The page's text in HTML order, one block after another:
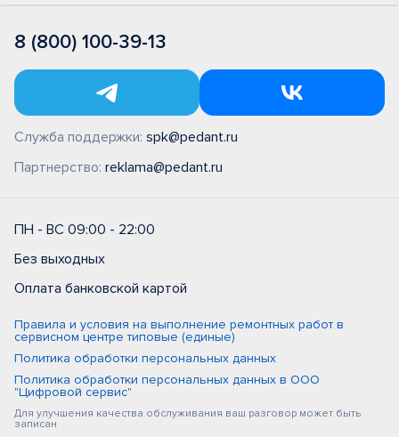
8 (800) 100-39-13
Служба поддержки: spk@pedant.ru
Партнерство: reklama@pedant.ru
ПН - ВС 09:00 - 22:00
Без выходных
Оплата банковской картой
Правила и условия на выполнение ремонтных работ в
сервисном центре типовые (единые)
Политика обработки персональных данных
Политика обработки персональных данных в ООО
"Цифровой сервис"
Для улучшения качества обслуживания ваш разговор может быть
записан